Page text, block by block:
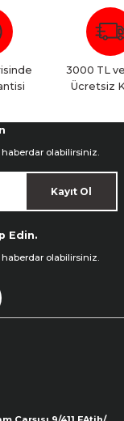
3000 TL
Ücretsiz
olabilirsiniz.
Kayıt Ol
Edin.
olabilirsiniz.